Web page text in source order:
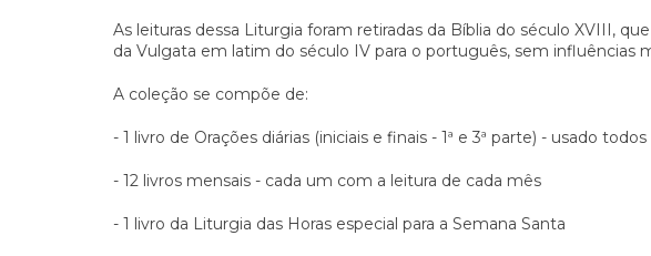
As leituras dessa Liturgia foram retiradas da Bíblia do século XVIII,
da Vulgata em latim do século IV para o português, sem influências
A coleção se compõe de:
- 1 livro de Orações diárias (iniciais e finais - 1ª e 3ª parte) - usado todos
- 12 livros mensais - cada um com a leitura de cada mês
- 1 livro da Liturgia das Horas especial para a Semana Santa